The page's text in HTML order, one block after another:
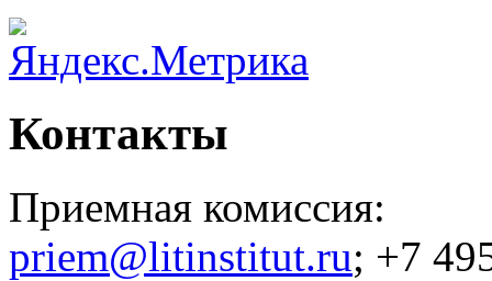
Контакты
Приемная комиссия:
priem@litinstitut.ru; +7